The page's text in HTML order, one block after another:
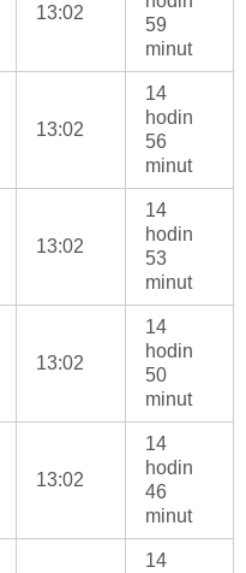
13:02
59
minut
13:02
14
hodin
56
minut
13:02
14
hodin
53
minut
13:02
14
hodin
50
minut
13:02
14
hodin
46
minut
14